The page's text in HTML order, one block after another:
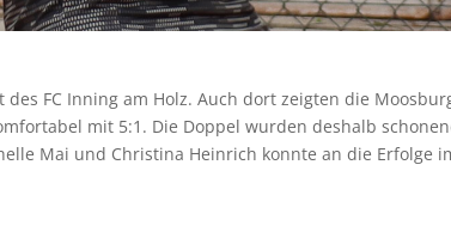
FC Inning am Holz. Auch dort zeigten die
mit 5:1. Die Doppel wurden deshalb
Mai und Christina Heinrich konnte an die Erfolge